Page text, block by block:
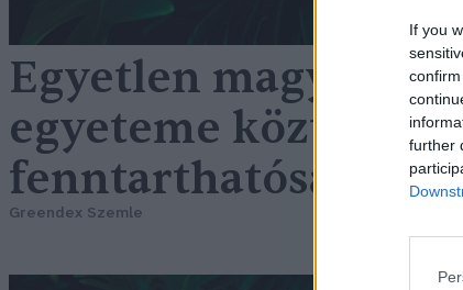
If you
further
Egyetlen
egyeteme közt a
fenntarthatósági
Greendex Szemle